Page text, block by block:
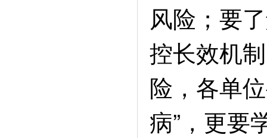
风险；要
控长效机
险，各单
病”，更要